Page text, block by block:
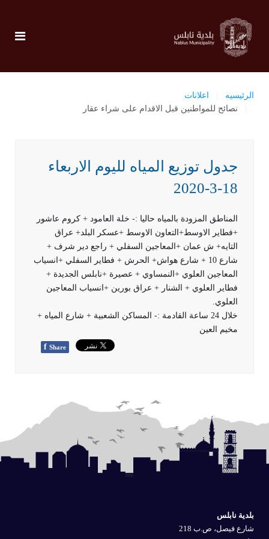
الرئيسيه
اعلانات
نصائح للمواطنين قبل الاقدام على شراء عقار
جدول توزيع المياه لليوم الاربعاء
18-3-2020
المناطق المزودة بالمياه حاليا :- خلة العامود + كروم عاشور
+فطاير الاوسط+التعاون الاوسط +عسكر البلد+ عراق
التايه+ ش عمان +المعاجين السفلي + راجع دير شرف +
شارع 10 + شارع هواش+ الحرش + فطاير السفلي +انسياب
المعاجين العلوي +النمساوي + عصيرة +نابلس الجديدة +
فطاير العلوي + الشنار + عراق بورين +انسياب المعاجين
العلوي.
خلال 24 ساعة القادمة :- المساكن الشعبية + شارع المياه +
مخيم العين
f Share
بلدية نابلس
شارع فيصل، ص.ب 218